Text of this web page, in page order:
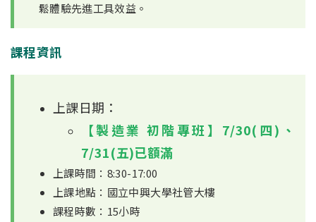
鬆體驗先進工具效益。
課程資訊
上課日期：
【製造業 初階專班】7/30(四)、
7/31(五)已額滿
上課時間：8:30-17:00
上課地點：國立中興大學社管大樓
課程時數：15小時